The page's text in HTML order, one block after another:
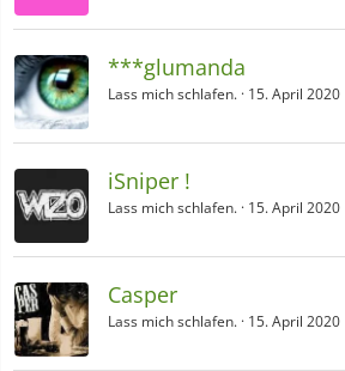
***glumanda
Lass mich schlafen. 15. April 2020
iSniper !
Lass mich schlafen. 15. April 2020
Casper
Lass mich schlafen. 15. April 2020